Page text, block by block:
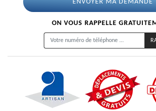
ON VOUS RAPPELLE